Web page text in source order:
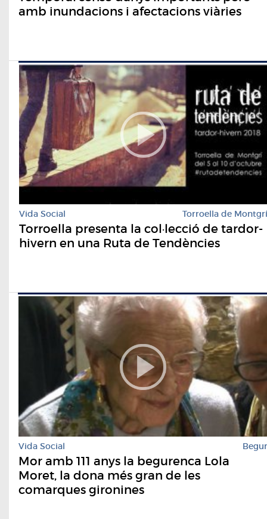
amb inundacions i afectacions viàries
Vida Social Torroella de Montgrí
Torroella presenta la col·lecció de tardor-
hivern en una Ruta de Tendències
Vida Social Begur
Mor amb 111 anys la begurenca Lola
Moret, la dona més gran de les
comarques gironines